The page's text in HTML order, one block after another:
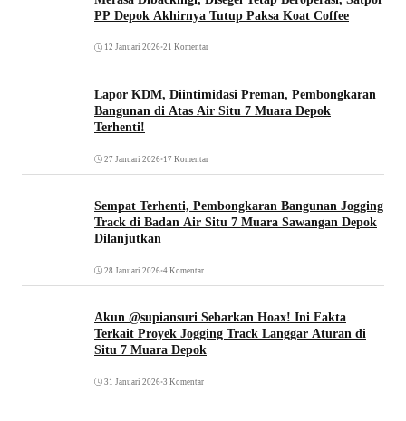
PP Depok Akhirnya Tutup Paksa Koat Coffee
12 Januari 2026•21 Komentar
Lapor KDM, Diintimidasi Preman, Pembongkaran
Bangunan di Atas Air Situ 7 Muara Depok
Terhenti!
27 Januari 2026•17 Komentar
Sempat Terhenti, Pembongkaran Bangunan Jogging
Track di Badan Air Situ 7 Muara Sawangan Depok
Dilanjutkan
28 Januari 2026•4 Komentar
Akun @supiansuri Sebarkan Hoax! Ini Fakta
Terkait Proyek Jogging Track Langgar Aturan di
Situ 7 Muara Depok
31 Januari 2026•3 Komentar